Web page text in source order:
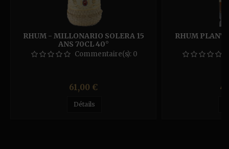
RHUM - MILLONARIO SOLERA 15
ANS 70CL 40°
Commentaire(s): 0
Prix
61,00 €
Détails
RHUM